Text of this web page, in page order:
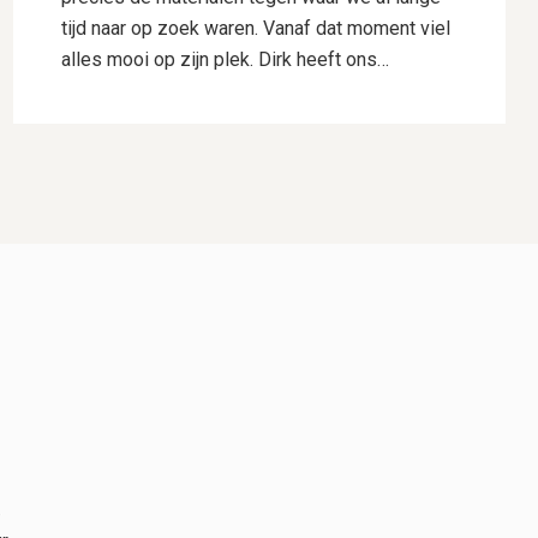
tijd naar op zoek waren. Vanaf dat moment viel
alles mooi op zijn plek. Dirk heeft ons